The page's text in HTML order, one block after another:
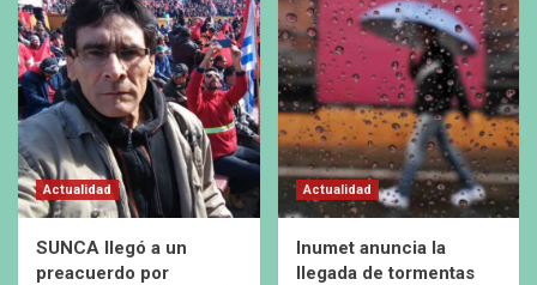
Actualidad
SUNCA llegó a un
preacuerdo por
Actualidad
Inumet anuncia la
llegada de tormentas